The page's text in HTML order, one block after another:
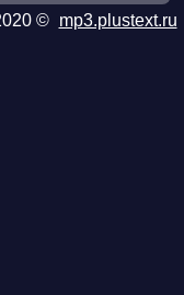
© mp3.plustext.ru